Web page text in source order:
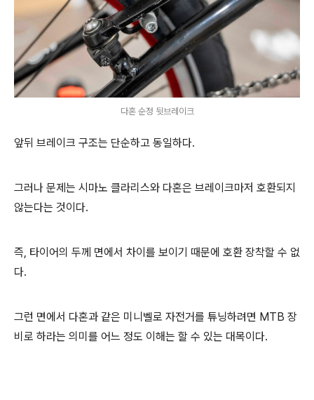
다혼 순정 뒷브레이크
앞뒤 브레이크 구조는 단순하고 동일하다.
그러나 문제는 시마노 클라리스와 다혼은 브레이크마저 호환되지
않는다는 것이다.
즉, 타이어의 두께 면에서 차이를 보이기 때문에 호환 장착할 수 없
다.
그런 면에서 다혼과 같은 미니벨로 자전거를 튜닝하려면 MTB 장
비로 하라는 의미를 어느 정도 이해는 할 수 있는 대목이다.